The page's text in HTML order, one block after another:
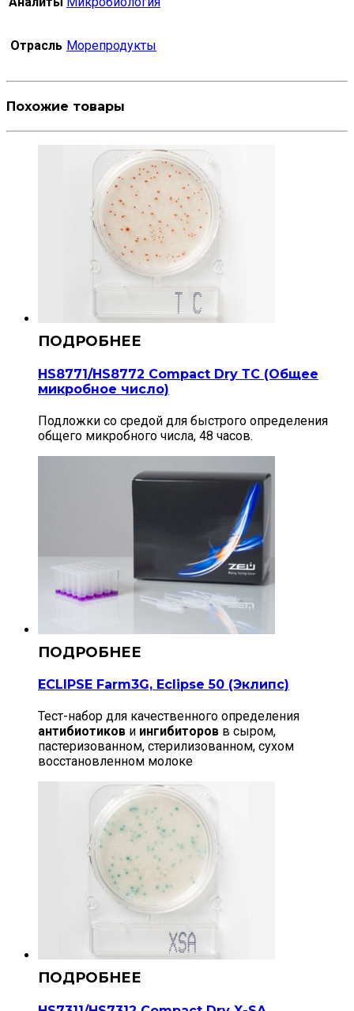
Отрасль Морепродукты
Похожие товары
HS8771/HS8772 Compact Dry ТС (Общее
микробное число)
Подложки со средой для быстрого определения
общего микробного числа, 48 часов.
ECLIPSE Farm3G, Eclipse 50 (Эклипс)
Тест-набор для качественного определения
антибиотиков и ингибиторов в сыром,
пастеризованном, стерилизованном, сухом
восстановленном молоке